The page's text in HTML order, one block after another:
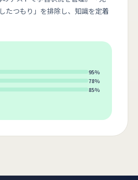
たつもり」を排除し、知識を定着
95%
78%
85%